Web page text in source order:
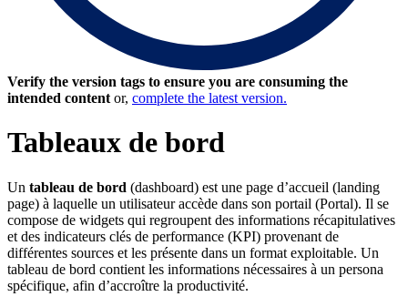
Verify the version tags to ensure you are consuming the
intended content or, complete the latest version.
Tableaux de bord
Un tableau de bord (dashboard) est une page d’accueil (landing
page) à laquelle un utilisateur accède dans son portail (Portal). Il se
compose de widgets qui regroupent des informations récapitulatives
et des indicateurs clés de performance (KPI) provenant de
différentes sources et les présente dans un format exploitable. Un
tableau de bord contient les informations nécessaires à un persona
spécifique, afin d’accroître la productivité.